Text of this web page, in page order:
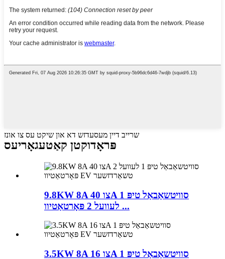
שרייב דיין מעסעדזש דא און שיקט עס צו אונז
פּראָדוקטן קאַטעגאָריעס
9.8KW 8A צו 40A סוויטשאַבאַל טיפּ 1
לעוועל 2 פּאָרטאַטיוו ...
3.5KW 8A צו 16A סוויטשאַבאַל טיפּ 1